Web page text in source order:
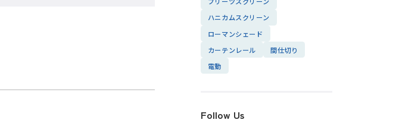
ハニカムスクリーン
ローマンシェード
カーテンレール
間仕切り
電動
Follow Us